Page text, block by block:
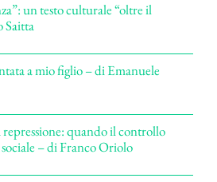
un testo culturale “oltre il
Saitta
a mio figlio – di Emanuele
repressione: quando il controllo
– di Franco Oriolo